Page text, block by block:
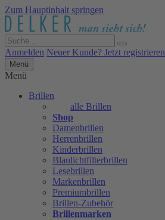
Zum Hauptinhalt springen
Anmelden Neuer Kunde? Jetzt registrieren
Menü
Menü
Brillen
alle Brillen
Shop
Damenbrillen
Herrenbrillen
Kinderbrillen
Blaulichtfilterbrillen
Lesebrillen
Markenbrillen
Premiumbrillen
Brillen-Zubehör
Brillenmarken